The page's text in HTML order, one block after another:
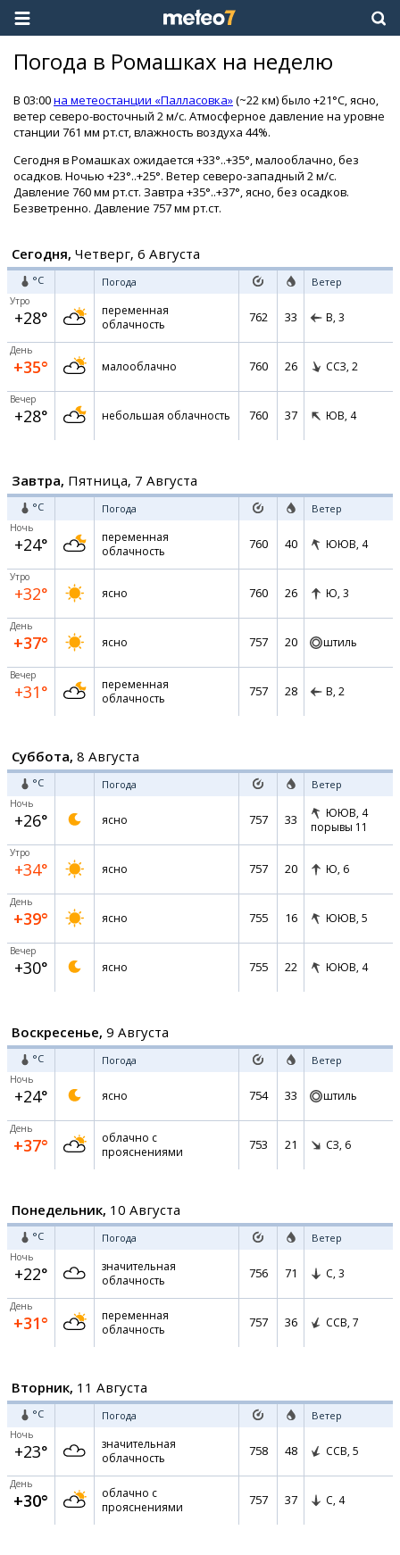
Погода в Ромашках на неделю
В 03:00на метеостанции «Палласовка»(~22 км) было +21°C, ясно,
ветер северо-восточный 2 м/с. Атмосферное давление на уровне
станции 761 мм рт.ст, влажность воздуха 44%.
Сегодня в Ромашках ожидается +33°..+35°, малооблачно, без
осадков. Ночью +23°..+25°. Ветер северо-западный 2 м/с.
Давление 760 мм рт.ст. Завтра +35°..+37°, ясно, без осадков.
Безветренно. Давление 757 мм рт.ст.
Сегодня, Четверг, 6 Августа
°C Погода Ветер
Утро
+28°
переменная
облачность
762 33 В, 3
День
+35° малооблачно 760 26 ССЗ, 2
Вечер
+28° небольшая облачность 760 37 ЮВ, 4
Завтра, Пятница, 7 Августа
°C Погода Ветер
Ночь
+24°
переменная
облачность
760 40 ЮЮВ, 4
Утро
+32° ясно 760 26 Ю, 3
День
+37° ясно 757 20 штиль
Вечер
+31°
переменная
облачность
757 28 В, 2
Суббота, 8 Августа
°C Погода Ветер
Ночь
+26° ясно 757 33 ЮЮВ, 4
порывы 11
Утро
+34° ясно 757 20 Ю, 6
День
+39° ясно 755 16 ЮЮВ, 5
Вечер
+30° ясно 755 22 ЮЮВ, 4
Воскресенье, 9 Августа
°C Погода Ветер
Ночь
+24° ясно 754 33 штиль
День
+37°
облачно с
прояснениями
753 21 СЗ, 6
Понедельник, 10 Августа
°C Погода Ветер
Ночь
+22°
значительная
облачность
756 71 С, 3
День
+31°
переменная
облачность
757 36 ССВ, 7
Вторник, 11 Августа
°C Погода Ветер
Ночь
+23°
значительная
облачность
758 48 ССВ, 5
День
+30°
облачно с
прояснениями
757 37 С, 4